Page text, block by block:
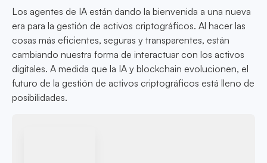
Los agentes de IA están dando la bienvenida a una nueva
era para la gestión de activos criptográficos. Al hacer las
cosas más eficientes, seguras y transparentes, están
cambiando nuestra forma de interactuar con los activos
digitales. A medida que la IA y blockchain evolucionen, el
futuro de la gestión de activos criptográficos está lleno de
posibilidades.